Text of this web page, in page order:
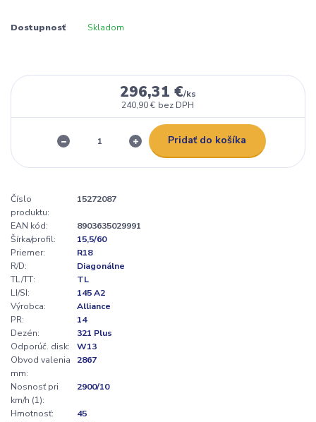
Dostupnosť Skladom
296,31 €/ks
240,90 € bez DPH
Pridať do košíka
Číslo
produktu:
15272087
EAN kód:
8903635029991
Šírka/profil:
15,5/60
Priemer:
R18
R/D:
Diagonálne
TL/TT:
TL
LI/SI:
145 A2
Výrobca:
Alliance
PR:
14
Dezén:
321 Plus
Odporúč. disk:
W13
Obvod valenia
mm:
2867
Nosnosť pri
km/h (1):
2900/10
Hmotnosť:
45